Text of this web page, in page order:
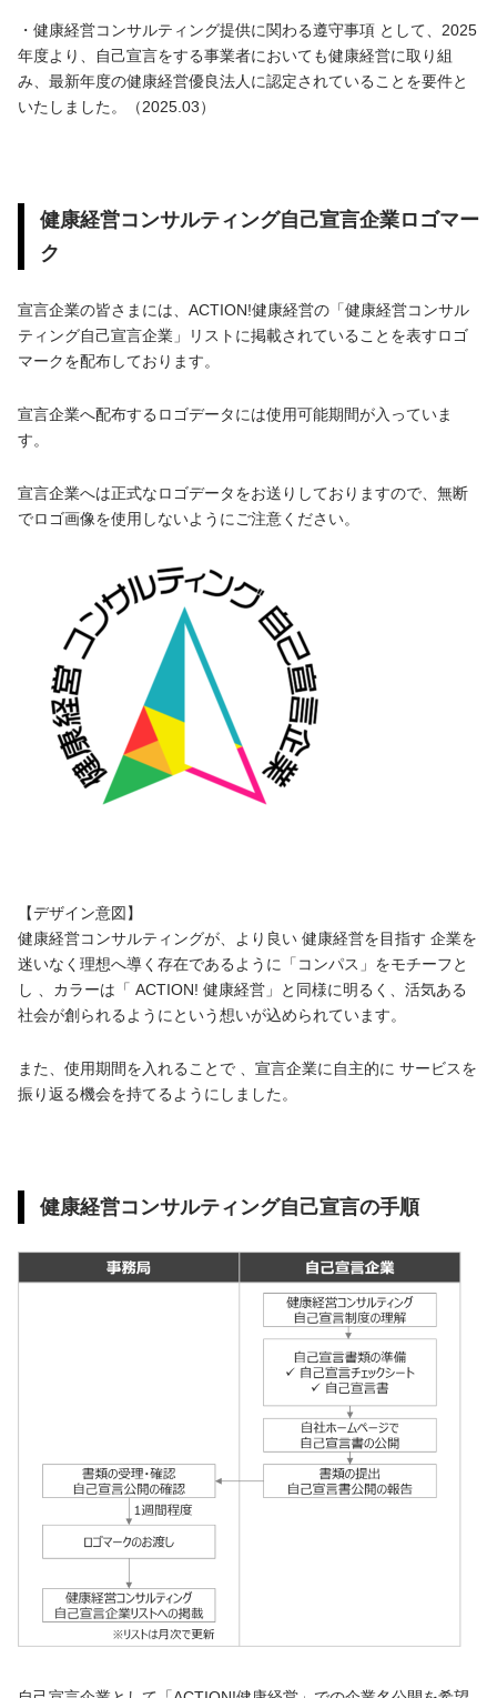
・健康経営コンサルティング提供に関わる遵守事項 として、2025
年度より、自己宣言をする事業者においても健康経営に取り組
み、最新年度の健康経営優良法人に認定されていることを要件と
いたしました。（2025.03）
健康経営コンサルティング自己宣言企業ロゴマー
ク
宣言企業の皆さまには、ACTION!健康経営の「健康経営コンサル
ティング自己宣言企業」リストに掲載されていることを表すロゴ
マークを配布しております。
宣言企業へ配布するロゴデータには使用可能期間が入っていま
す。
宣言企業へは正式なロゴデータをお送りしておりますので、無断
でロゴ画像を使用しないようにご注意ください。
【デザイン意図】
健康経営コンサルティングが、より良い 健康経営を目指す 企業を
迷いなく理想へ導く存在であるように「コンパス」をモチーフと
し 、カラーは「 ACTION! 健康経営」と同様に明るく、活気ある
社会が創られるようにという想いが込められています。
また、使用期間を入れることで 、宣言企業に自主的に サービスを
振り返る機会を持てるようにしました。
健康経営コンサルティング自己宣言の手順